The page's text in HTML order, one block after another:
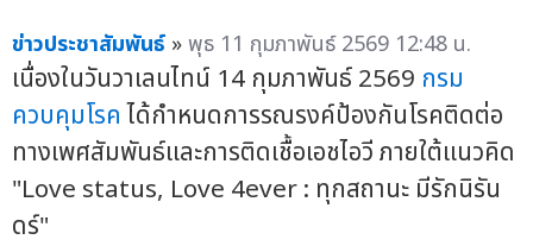
ข่าวประชาสัมพันธ์ »พุธ 11 กุมภาพันธ์ 2569 12:48 น.
เนื่องในวันวาเลนไทน์ 14 กุมภาพันธ์ 2569 กรม
ควบคุมโรคได้กำหนดการรณรงค์ป้องกันโรคติดต่อ
ทางเพศสัมพันธ์และการติดเชื้อเอชไอวี ภายใต้แนวคิด
"Love status, Love 4ever : ทุกสถานะ มีรักนิรัน
ดร์"